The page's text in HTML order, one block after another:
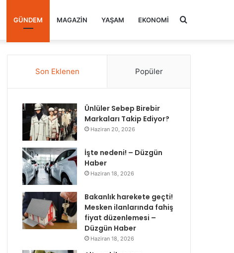
GÜNDEM MAGAZIN YAŞAM EKONOMI Arama
Son Eklenen Popüler
Ünlüler Sebep Birebir
Markaları Takip Ediyor?
Haziran 20, 2026
İşte nedeni! – Düzgün
Haber
Haziran 18, 2026
Bakanlık harekete geçti!
Mesken ilanlarında fahiş
fiyat düzenlemesi –
Düzgün Haber
Haziran 18, 2026